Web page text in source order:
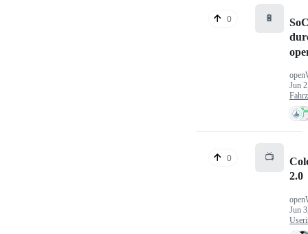
0 🔋
Jun
0 📺
2.0
Jun